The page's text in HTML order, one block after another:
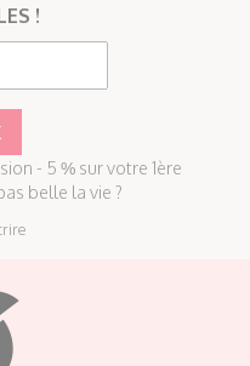
!
- 5 % sur votre 1ère
belle la vie ?